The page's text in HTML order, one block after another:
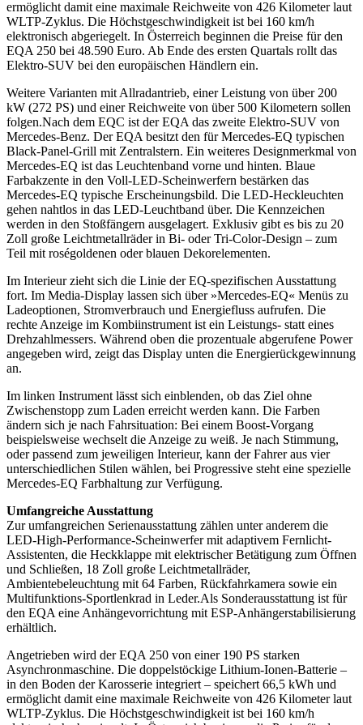
ermöglicht damit eine maximale Reichweite von 426 Kilometer laut
WLTP-Zyklus. Die Höchstgeschwindigkeit ist bei 160 km/h
elektronisch abgeriegelt. In Österreich beginnen die Preise für den
EQA 250 bei 48.590 Euro. Ab Ende des ersten Quartals rollt das
Elektro-SUV bei den europäischen Händlern ein.
Weitere Varianten mit Allradantrieb, einer Leistung von über 200
kW (272 PS) und einer Reichweite von über 500 Kilometern sollen
folgen.Nach dem EQC ist der EQA das zweite Elektro-SUV von
Mercedes-Benz. Der EQA besitzt den für Mercedes-EQ typischen
Black-Panel-Grill mit Zentralstern. Ein weiteres Designmerkmal von
Mercedes-EQ ist das Leuchtenband vorne und hinten. Blaue
Farbakzente in den Voll-LED-Scheinwerfern bestärken das
Mercedes-EQ typische Erscheinungsbild. Die LED-Heckleuchten
gehen nahtlos in das LED-Leuchtband über. Die Kennzeichen
werden in den Stoßfängern ausgelagert. Exklusiv gibt es bis zu 20
Zoll große Leichtmetallräder in Bi- oder Tri-Color-Design – zum
Teil mit roségoldenen oder blauen Dekorelementen.
Im Interieur zieht sich die Linie der EQ-spezifischen Ausstattung
fort. Im Media-Display lassen sich über »Mercedes-EQ« Menüs zu
Ladeoptionen, Stromverbrauch und Energiefluss aufrufen. Die
rechte Anzeige im Kombiinstrument ist ein Leistungs- statt eines
Drehzahlmessers. Während oben die prozentuale abgerufene Power
angegeben wird, zeigt das Display unten die Energierückgewinnung
an.
Im linken Instrument lässt sich einblenden, ob das Ziel ohne
Zwischenstopp zum Laden erreicht werden kann. Die Farben
ändern sich je nach Fahrsituation: Bei einem Boost-Vorgang
beispielsweise wechselt die Anzeige zu weiß. Je nach Stimmung,
oder passend zum jeweiligen Interieur, kann der Fahrer aus vier
unterschiedlichen Stilen wählen, bei Progressive steht eine spezielle
Mercedes-EQ Farbhaltung zur Verfügung.
Umfangreiche Ausstattung
Zur umfangreichen Serienausstattung zählen unter anderem die
LED-High-Performance-Scheinwerfer mit adaptivem Fernlicht-
Assistenten, die Heckklappe mit elektrischer Betätigung zum Öffnen
und Schließen, 18 Zoll große Leichtmetallräder,
Ambientebeleuchtung mit 64 Farben, Rückfahrkamera sowie ein
Multifunktions-Sportlenkrad in Leder.Als Sonderausstattung ist für
den EQA eine Anhängevorrichtung mit ESP-Anhängerstabilisierung
erhältlich.
Angetrieben wird der EQA 250 von einer 190 PS starken
Asynchronmaschine. Die doppelstöckige Lithium-Ionen-Batterie –
in den Boden der Karosserie integriert – speichert 66,5 kWh und
ermöglicht damit eine maximale Reichweite von 426 Kilometer laut
WLTP-Zyklus. Die Höchstgeschwindigkeit ist bei 160 km/h